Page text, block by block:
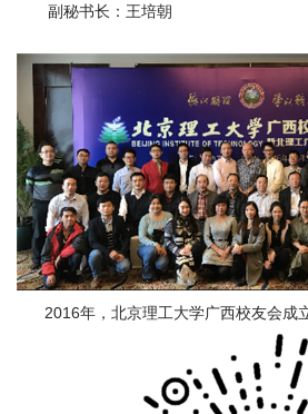
校
生
职
工
考
生
校
友
新
副秘书长：王培朝
2016年，北京理工大学广西校友会成